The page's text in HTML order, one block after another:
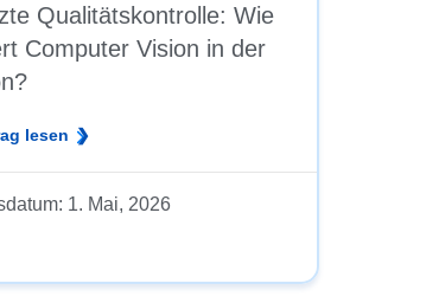
Qualitätskontrolle: Wie
Computer Vision in der
lesen
1. Mai, 2026